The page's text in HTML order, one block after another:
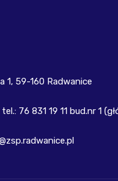
1, 59-160 Radwanice
76 831 19 11 bud.nr 1